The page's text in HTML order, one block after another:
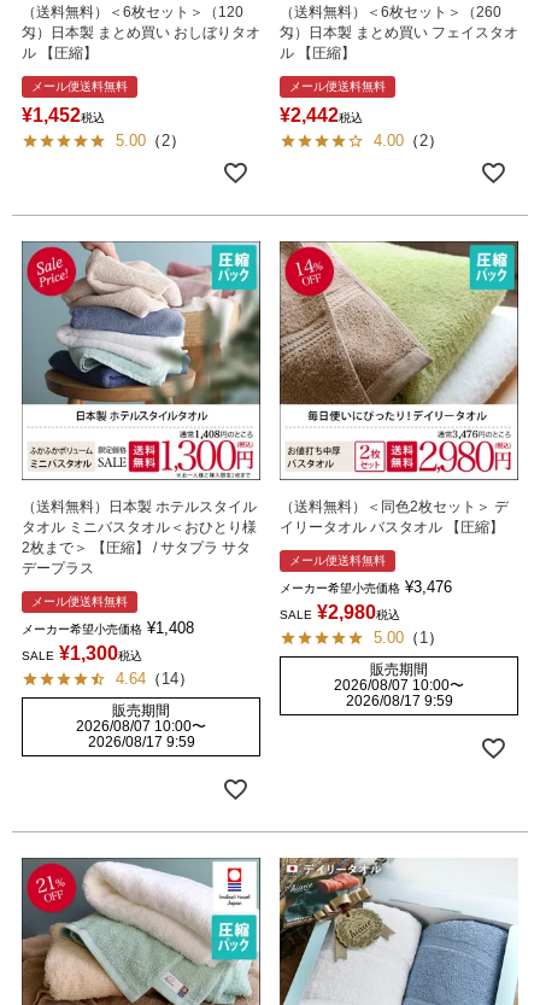
（送料無料）＜6枚セット＞（120
匁）日本製 まとめ買い おしぼりタオ
ル 【圧縮】
メール便送料無料
¥1,452税込
5.00 （2）
（送料無料）＜6枚セット＞（260
匁）日本製 まとめ買い フェイスタオ
ル 【圧縮】
メール便送料無料
¥2,442税込
4.00 （2）
（送料無料）日本製 ホテルスタイル
タオル ミニバスタオル＜おひとり様
2枚まで＞ 【圧縮】 / サタプラ サタ
デープラス
メール便送料無料
メーカー希望小売価格 ¥1,408
SALE ¥1,300税込
4.64 （ 14）
販売期間
2026/08/07 10:00〜
2026/08/17 9:59
（送料無料）＜同色2枚セット＞ デ
イリータオル バスタオル 【圧縮】
メール便送料無料
メーカー希望小売価格 ¥3,476
SALE ¥2,980税込
5.00 （ 1）
販売期間
2026/08/07 10:00〜
2026/08/17 9:59